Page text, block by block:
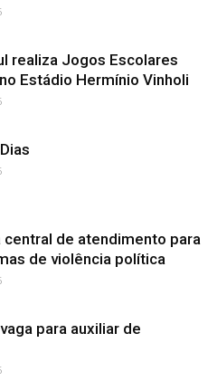
realiza Jogos Escolares
Estádio Hermínio Vinholi
central de atendimento para
de violência política
para auxiliar de